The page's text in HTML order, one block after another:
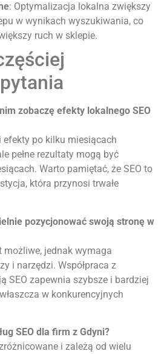
: Optymalizacja lokalna zwiększy
w wynikach wyszukiwania, co
ruch w sklepie.
zobaczę efekty lokalnego SEO
efekty po kilku miesiącach
pełne rezultaty mogą być
Warto pamiętać, że SEO to
która przynosi trwałe
pozycjonować swoją stronę w
możliwe, jednak wymaga
i narzędzi. Współpraca z
SEO zapewnia szybsze i bardziej
w konkurencyjnych
SEO dla firm z Gdyni?
i zależą od wielu